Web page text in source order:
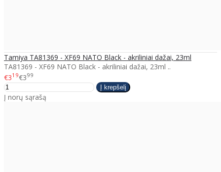
Tamiya TA81369 - XF69 NATO Black - akriliniai dažai, 23ml
TA81369 - XF69 NATO Black - akriliniai dažai, 23ml ..
€319€399
Į norų sąrašą